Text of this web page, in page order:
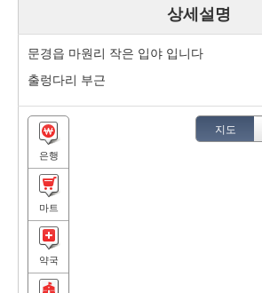
상세설명
문경읍 마원리 작은 입야 입니다
출렁다리 부근
지도
은행
마트
약국